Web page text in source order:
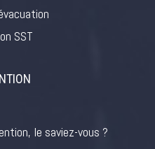
SST
le saviez-vous ?